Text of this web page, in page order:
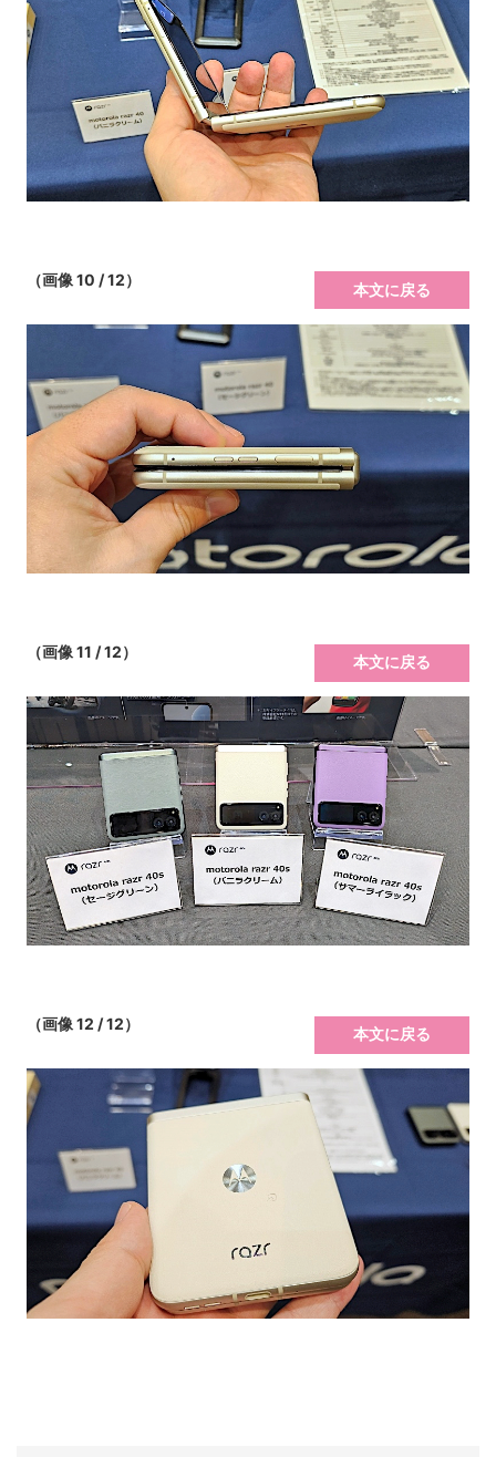
（画像 10 / 12）
本文に戻る
（画像 11 / 12）
本文に戻る
（画像 12 / 12）
本文に戻る